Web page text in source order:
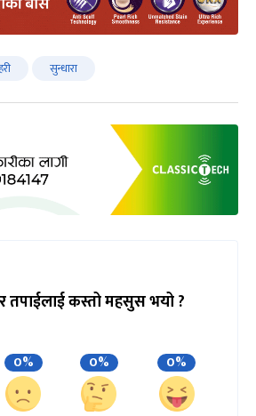
सुन्धारा
तपाईलाई कस्तो महसुस भयो ?
0% 0% 0%